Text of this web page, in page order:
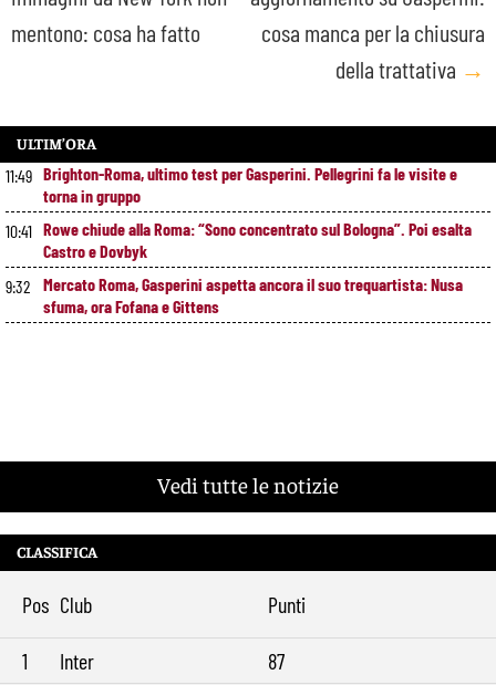
mentono: cosa ha fatto
cosa manca per la chiusura
della trattativa →
ULTIM’ORA
11:49 Brighton-Roma, ultimo test per Gasperini. Pellegrini fa le visite e
torna in gruppo
10:41 Rowe chiude alla Roma: “Sono concentrato sul Bologna”. Poi esalta
Castro e Dovbyk
9:32
Mercato Roma, Gasperini aspetta ancora il suo trequartista: Nusa
sfuma, ora Fofana e Gittens
Vedi tutte le notizie
CLASSIFICA
Pos Club Punti
1 Inter
87